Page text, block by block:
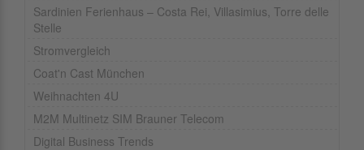
Sardinien Ferienhaus – Costa Rei, Villasimius, Torre delle
Stelle
Stromvergleich
Coat'n Cast München
Weihnachten 4U
M2M Multinetz SIM Brauner Telecom
Digital Business Trends